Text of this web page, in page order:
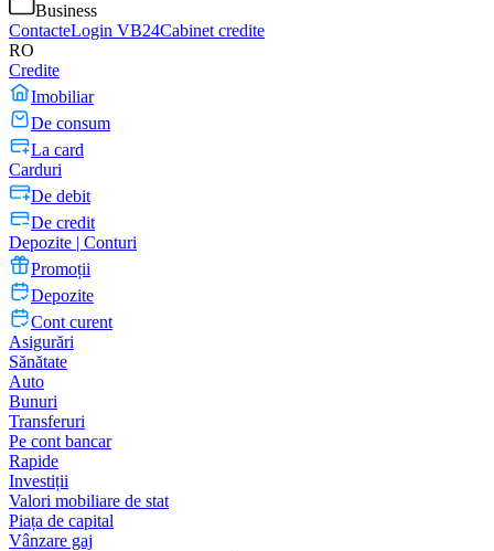
Business
ContacteLogin VB24Cabinet credite
RO
Credite
Imobiliar
De consum
La card
Carduri
De debit
De credit
Depozite | Conturi
Promoții
Depozite
Cont curent
Asigurări
Sănătate
Auto
Bunuri
Transferuri
Pe cont bancar
Rapide
Investiții
Valori mobiliare de stat
Piața de capital
Vânzare gaj